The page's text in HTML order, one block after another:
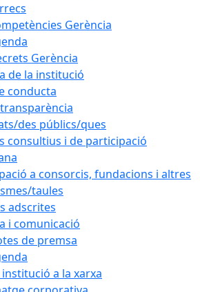
Gerència
Gerència
de la institució
conducta
des públics/ques
consultius i de participació
a consorcis, fundacions i altres
taules
adscrites
i comunicació
de premsa
institució a la xarxa